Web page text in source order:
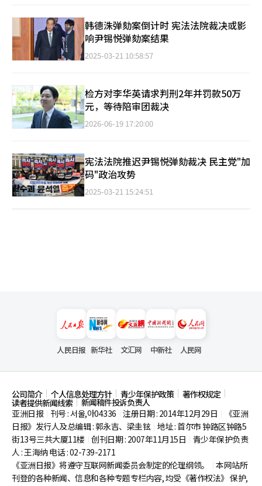
韩德洙弹劾案倒计时 宪法法院裁决或影
响尹锡悦弹劾案结果
2025-03-21 10:58:57
检方对李华英请求判刑2年并罚款50万
元，等待陪审团裁决
2026-06-19 17:20:00
宪法法院推迟尹锡悦弹劾裁决 民主党"加
码"政治攻势
2025-03-21 15:24:51
人民日报 新华社 文汇网 中新社 人民网
公司简介 个人信息处理方针 青少年保护政策 著作权规定
读者提供新闻线索
新闻稿件投诉负责人
亚洲日报
刊号 : 서울,아04336 注册日期 : 2014年12月29日
《亚洲
日报》发行人及总编辑 : 郭永吉、梁圭铉 地址 : 首尔市钟路区钟路5
街13号三共大厦11楼 创刊日期 : 2007年11月15日
青少年保护负责
人 : 王海纳 电话 : 02-739-2171
《亚洲日报》将遵守互联网新闻委员会制定的伦理纲领。
本网站所
刊登的各种新闻、信息和各种专题专栏内容, 均受《著作权法》 保护,